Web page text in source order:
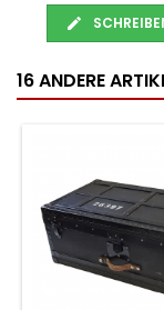
16 ANDERE